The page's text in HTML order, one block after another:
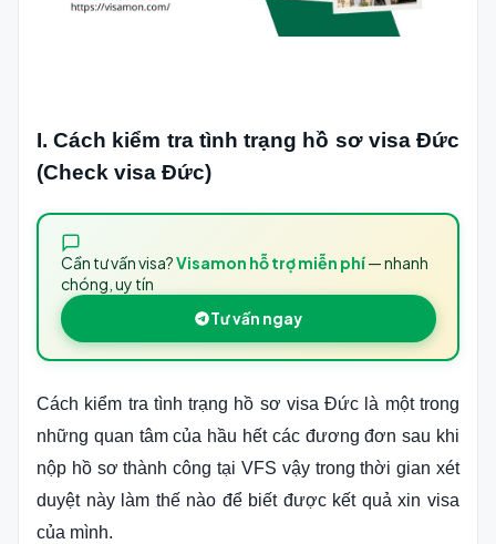
I. Cách kiểm tra tình trạng hồ sơ visa Đức
(Check visa Đức)
Cần tư vấn visa?Visamon hỗ trợ miễn phí— nhanh
chóng, uy tín
Tư vấn ngay
Cách kiểm tra tình trạng hồ sơ visa Đức là một trong
những quan tâm của hầu hết các đương đơn sau khi
nộp hồ sơ thành công tại VFS vậy trong thời gian xét
duyệt này làm thế nào để biết được kết quả xin visa
của mình.